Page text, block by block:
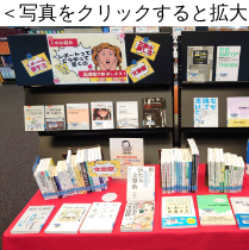
＜写真をクリックすると拡